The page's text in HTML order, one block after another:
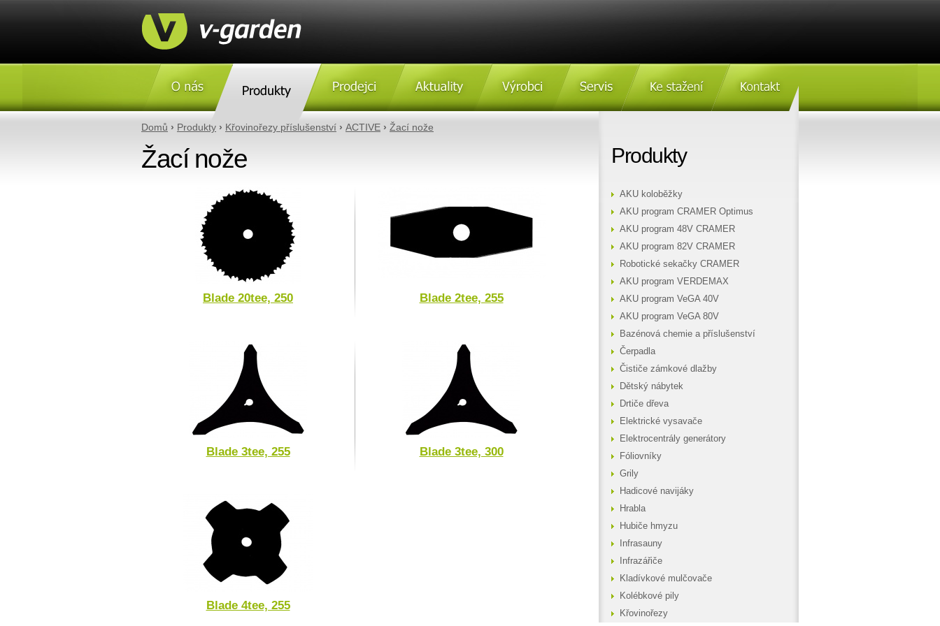
Domů › Produkty › Křovinořezy příslušenství › ACTIVE › Žací nože
Žací nože
Blade 20tee, 250 Blade 2tee, 255
Blade 3tee, 255 Blade 3tee, 300
Blade 4tee, 255
Produkty
AKU koloběžky
AKU program CRAMER Optimus
AKU program 48V CRAMER
AKU program 82V CRAMER
Robotické sekačky CRAMER
AKU program VERDEMAX
AKU program VeGA 40V
AKU program VeGA 80V
Bazénová chemie a příslušenství
Čerpadla
Čističe zámkové dlažby
Dětský nábytek
Drtiče dřeva
Elektrické vysavače
Elektrocentrály generátory
Fóliovníky
Grily
Hadicové navijáky
Hrabla
Hubiče hmyzu
Infrasauny
Infrazářiče
Kladívkové mulčovače
Kolébkové pily
Křovinořezy
O nás Produkty Prodejci Aktulity Výrobci Servis Ke stažení Kontakt